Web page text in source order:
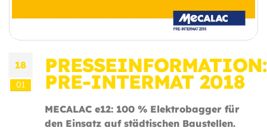
18
01
PRESSEINFORMATION:
PRE-INTERMAT 2018
MECALAC e12: 100 % Elektrobagger für
den Einsatz auf städtischen Baustellen.